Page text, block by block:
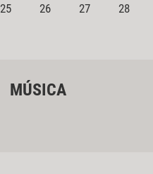
25 26 27 28
MÚSICA